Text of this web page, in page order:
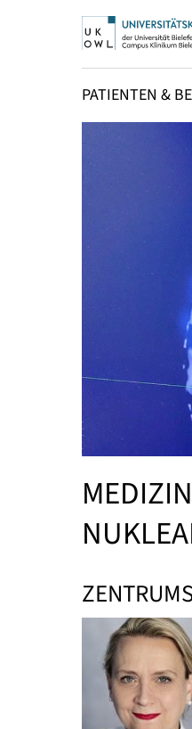
PATIENTEN &